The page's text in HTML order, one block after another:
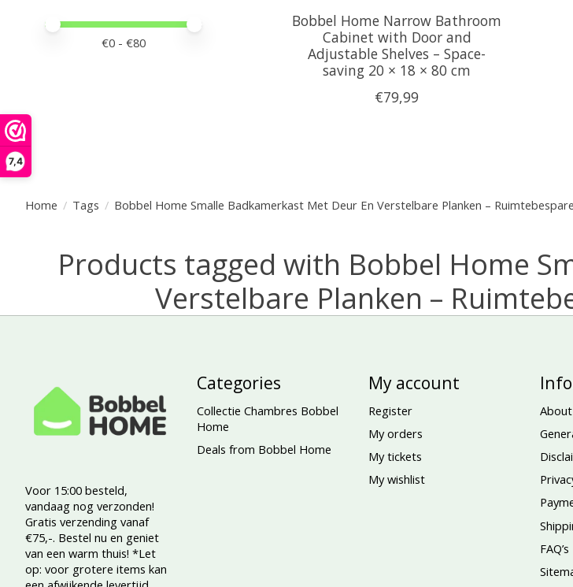
7,4
Home / Tags / Bobbel Home Smalle Badkamerkast Met Deur En Verstelbare Planken –
Products tagged with Bobbel Home
Verstelbare Planken –
Price minimum value
Price maximum value
€0 - €80
Bobbel Home Narrow Bathroom
Cabinet with Door and
Adjustable Shelves – Space-
saving 20 × 18 × 80 cm
€79,99
Voor 15:00 besteld,
vandaag nog verzonden!
Gratis verzending vanaf
€75,-. Bestel nu en geniet
van een warm thuis! *Let
op: voor grotere items kan
Categories
Collectie Chambres Bobbel
Home
Deals from Bobbel Home
My account
Register
My orders
My tickets
My wishlist
FAQ’s